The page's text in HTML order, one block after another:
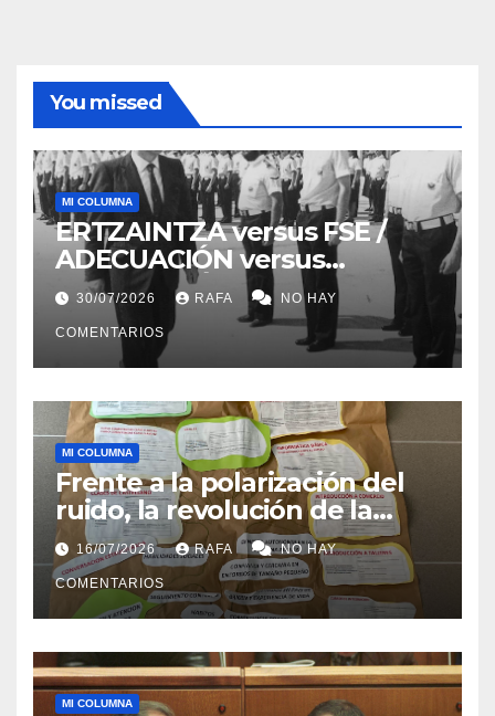
You missed
MI COLUMNA
ERTZAINTZA versus FSE /
ADECUACIÓN versus
SUSTITUCIÓN
30/07/2026 RAFA NO HAY
COMENTARIOS
MI COLUMNA
Frente a la polarización del
ruido, la revolución de la
acogida
16/07/2026 RAFA NO HAY
COMENTARIOS
MI COLUMNA